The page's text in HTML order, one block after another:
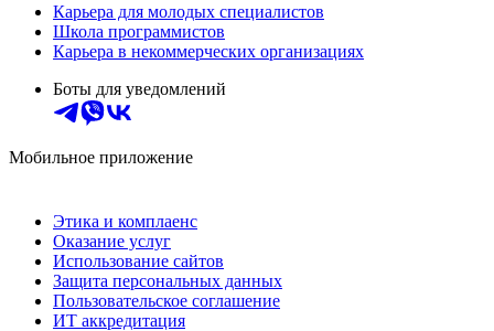
Карьера для молодых специалистов
Школа программистов
Карьера в некоммерческих организациях
Боты для уведомлений
Мобильное приложение
Этика и комплаенс
Оказание услуг
Использование сайтов
Защита персональных данных
Пользовательское соглашение
ИТ аккредитация